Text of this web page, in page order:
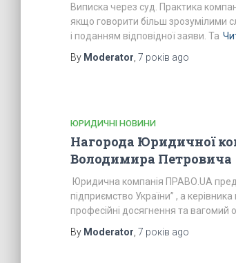
Виписка через суд. Практика
якщо говорити більш зрозумілими
і поданням відповідної заяви. Та
By Moderator 7 років ago
ЮРИДИЧНІ НОВИНИ
Нагорода Юридичної
Володимира Петровича
Юридична компанія ПРАВО.UA
підприємство України” , а
професійні досягнення та вагомий
By Moderator 7 років ago